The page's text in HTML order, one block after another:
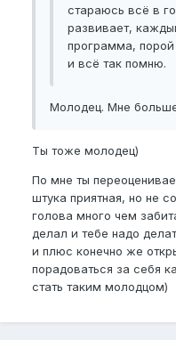
стараюсь всё в
развивает,
программа,
и всё так помню.
Молодец. Мне больше
Ты тоже молодец)
По мне ты
штука приятная, но не
голова много чем
делал и тебе надо
и плюс конечно же
порадоваться за себя
стать таким молодцом)